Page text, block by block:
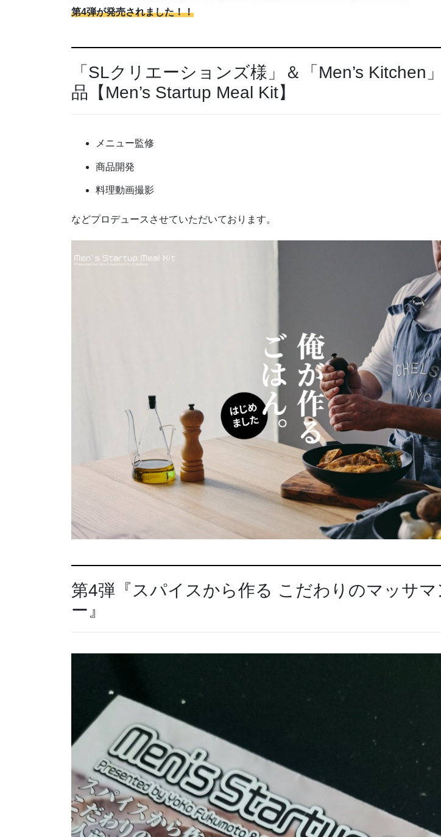
第4弾が発売されました！！
「SLクリエーションズ様」＆「Men’s Kitchen
品【Men’s Startup Meal Kit】
メニュー監修
商品開発
料理動画撮影
などプロデュースさせていただいております。
第4弾『スパイスから作る こだわりのマッサマ
ー』